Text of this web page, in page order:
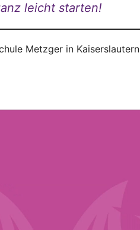
leicht starten!
Metzger in Kaiserslautern